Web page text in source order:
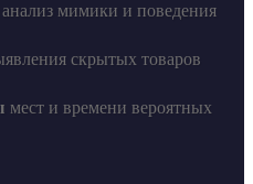
мимики и поведения
скрытых товаров
мест и времени вероятных